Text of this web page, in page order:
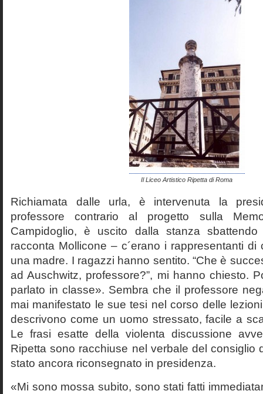
Il Liceo Artistico Ripetta di Roma
Richiamata dalle urla, è intervenuta la
professore contrario al progetto sulla
Campidoglio, è uscito dalla stanza
racconta Mollicone – c´erano i rappresentanti
una madre. I ragazzi hanno sentito. “Che è
ad Auschwitz, professore?”, mi hanno chiesto.
parlato in classe». Sembra che il professore
mai manifestato le sue tesi nel corso delle
descrivono come un uomo stressato, facile a
Le frasi esatte della violenta discussione
Ripetta sono racchiuse nel verbale del consiglio
stato ancora riconsegnato in presidenza.
«Mi sono mossa subito, sono stati fatti